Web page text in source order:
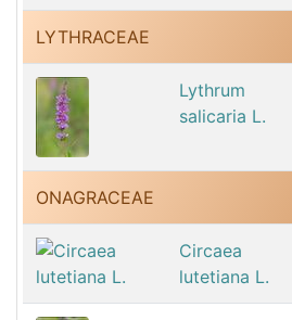
LYTHRACEAE
Lythrum
salicaria L.
ONAGRACEAE
Circaea
lutetiana L.